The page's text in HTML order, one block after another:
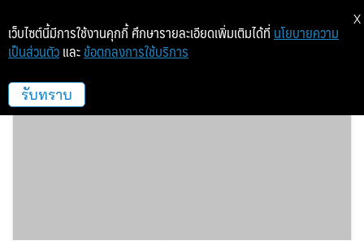
อสังหาฯ
เว็บไซต์นี้มีการใช้งานคุกกี้ ศึกษารายละเอียดเพิ่มเติมได้ที่ นโยบายความ
เป็นส่วนตัว และ ข้อตกลงการใช้บริการ
รับทราบ
X